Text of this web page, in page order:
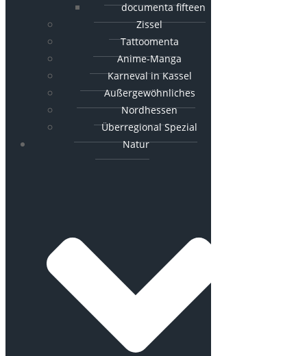
documenta fifteen
Zissel
Tattoomenta
Anime-Manga
Karneval in Kassel
Außergewöhnliches
Nordhessen
Überregional Spezial
Natur